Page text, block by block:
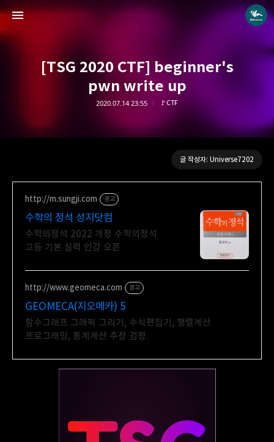
[TSG 2020 CTF] beginner's
pwn write up
2020.07.14 23:55 🚩CTF
글 작성자: Universe7202
http://m.sungji.com 광고
수학의 정석 성지닷컴
수학의정석 2022 개정 수학의정석
고등 기본 실력 인강 오픈
http://www.geomeca.com 광고
GEOMECA(지오메카) 5
함수그래프 그래픽 그리기, 수식편집기, 행렬계산
프로그래밍, 통계계산 추정 검정.
Universe blog
Universe7202